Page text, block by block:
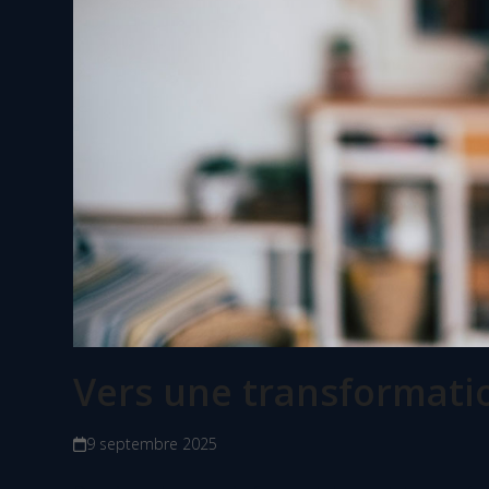
Vers une
9 septembre 2025